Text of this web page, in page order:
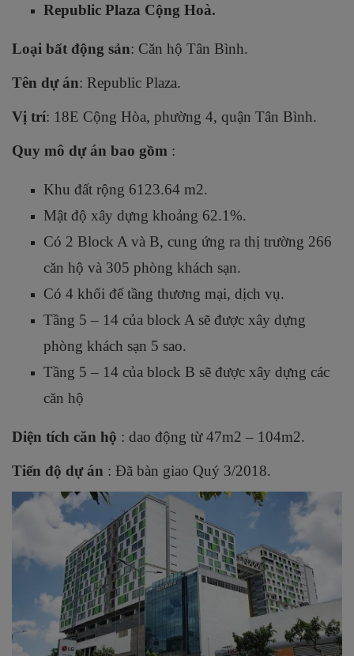
Republic Plaza Cộng Hoà.
Loại bất động sản: Căn hộ Tân Bình.
Tên dự án: Republic Plaza.
Vị trí: 18E Cộng Hòa, phường 4, quận Tân Bình.
Quy mô dự án bao gồm :
Khu đất rộng 6123.64 m2.
Mật độ xây dựng khoảng 62.1%.
Có 2 Block A và B, cung ứng ra thị trường 266
căn hộ và 305 phòng khách sạn.
Có 4 khối đế tầng thương mại, dịch vụ.
Tầng 5 – 14 của block A sẽ được xây dựng
phòng khách sạn 5 sao.
Tầng 5 – 14 của block B sẽ được xây dựng các
căn hộ
Diện tích căn hộ : dao động từ 47m2 – 104m2.
Tiến độ dự án : Đã bàn giao Quý 3/2018.